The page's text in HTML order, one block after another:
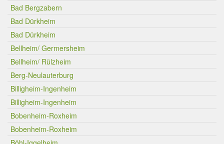
Bad Bergzabern
Bad Dürkheim
Bad Dürkheim
Bellheim/ Germersheim
Bellheim/ Rülzheim
Berg-Neulauterburg
Billigheim-Ingenheim
Billigheim-Ingenheim
Bobenheim-Roxheim
Bobenheim-Roxheim